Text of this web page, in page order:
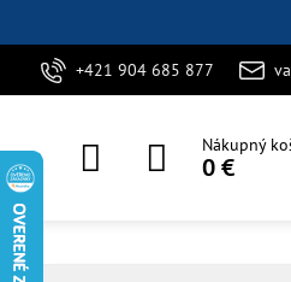
+421 904 685 877
Nákupný
0 €